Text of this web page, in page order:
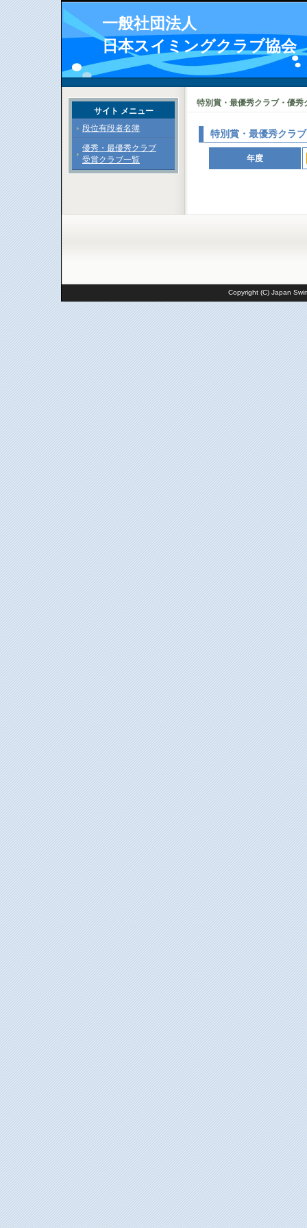
一般社団法人
日本スイミングクラブ協会
特別賞・最優秀クラブ・優秀
特別賞・最優秀クラ
年度
サイト メニュー
段位有段者名簿
優秀・最優秀クラブ
受賞クラブ一覧
Copyright (C) Japan